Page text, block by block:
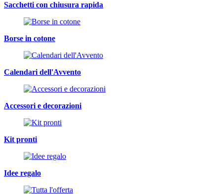
Sacchetti con chiusura rapida
Borse in cotone
Calendari dell'Avvento
Accessori e decorazioni
Kit pronti
Idee regalo